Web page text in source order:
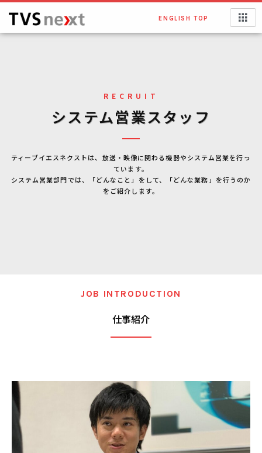
ENGLISH TOP
RECRUIT
システム営業スタッフ
ティーブイエスネクストは、放送・映像に関わる機器やシステム営業を行っ
ています。
システム営業部門では、「どんなこと」をして、「どんな業務」を行うのか
をご紹介します。
JOB INTRODUCTION
仕事紹介